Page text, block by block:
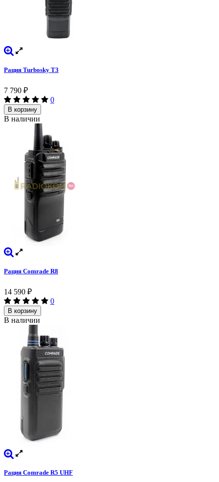
Рация Turbosky T3
7 790 ₽
0
В корзину
В наличии
Рация Comrade R8
14 590 ₽
0
В корзину
В наличии
Рация Comrade R5 UHF